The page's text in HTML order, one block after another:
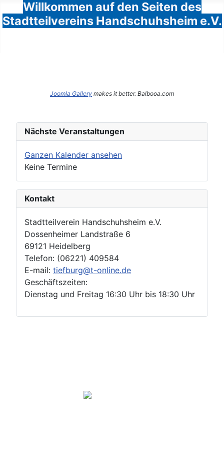
Willkommen auf den Seiten des
Stadtteilvereins Handschuhsheim e.V.
Joomla Gallery makes it better. Balbooa.com
Nächste Veranstaltungen
Ganzen Kalender ansehen
Keine Termine
Kontakt
Stadtteilverein Handschuhsheim e.V.
Dossenheimer Landstraße 6
69121 Heidelberg
Telefon: (06221) 409584
E-mail: tiefburg@t-online.de
Geschäftszeiten:
Dienstag und Freitag 16:30 Uhr bis 18:30 Uhr